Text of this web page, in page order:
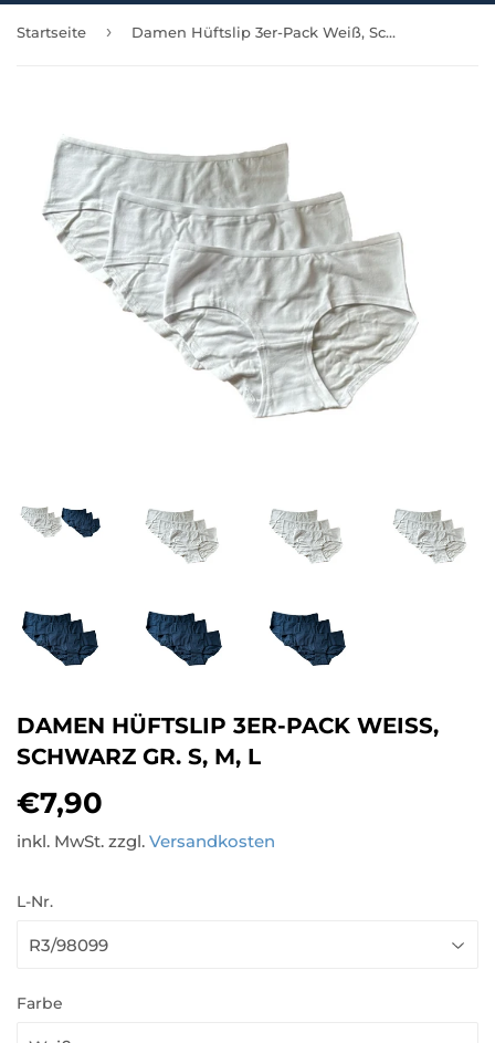
Startseite › Damen Hüftslip 3er-Pack Weiß, Schwarz Gr. S, M, L
DAMEN HÜFTSLIP 3ER-PACK WEISS, S
CHWARZ GR. S, M, L
€7,90
inkl. MwSt. zzgl. Versandkosten
L-Nr.
Farbe